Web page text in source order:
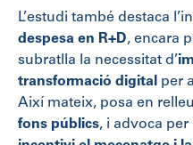
L’estudi també destaca
despesa en R+D, encara
subratlla la necessitat d’
transformació digital per
Així mateix, posa en
fons públics, i advoca per